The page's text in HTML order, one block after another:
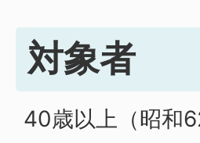
対象者
40歳以上（昭和